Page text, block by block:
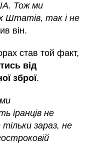
Тож ми
Штатів, так і не
він.
став той факт,
від
зброї.
іранців не
зараз, не